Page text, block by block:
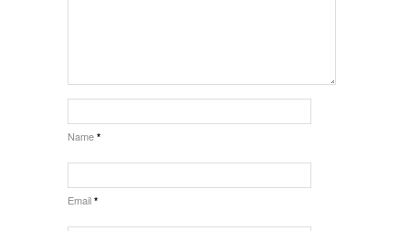
Name *
Email *